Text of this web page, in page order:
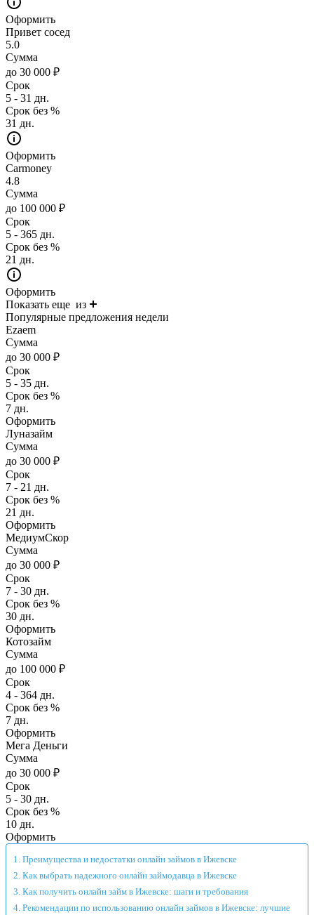
Оформить
Привет сосед
5.0
Сумма
до 30 000 ₽
Срок
5 - 31 дн.
Срок без %
31 дн.
Оформить
Carmoney
4.8
Сумма
до 100 000 ₽
Срок
5 - 365 дн.
Срок без %
21 дн.
Оформить
Показать еще из
Популярные предложения недели
Ezaem
Сумма
до 30 000 ₽
Срок
5 - 35 дн.
Срок без %
7 дн.
Оформить
Луназайм
Сумма
до 30 000 ₽
Срок
7 - 21 дн.
Срок без %
21 дн.
Оформить
МедиумСкор
Сумма
до 30 000 ₽
Срок
7 - 30 дн.
Срок без %
30 дн.
Оформить
Котозайм
Сумма
до 100 000 ₽
Срок
4 - 364 дн.
Срок без %
7 дн.
Оформить
Мега Деньги
Сумма
до 30 000 ₽
Срок
5 - 30 дн.
Срок без %
10 дн.
Оформить
Преимущества и недостатки онлайн займов в Ижевске
Как выбрать надежного онлайн займодавца в Ижевске
Как получить онлайн займ в Ижевске: шаги и требования
Рекомендации по использованию онлайн займов в Ижевске: лучшие